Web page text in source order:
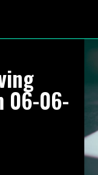
06-06-